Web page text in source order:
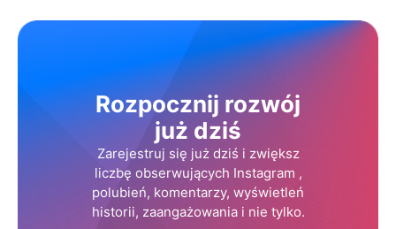
Rozpocznij rozwój
już dziś
Zarejestruj się już dziś i zwiększ
liczbę obserwujących Instagram ,
polubień, komentarzy, wyświetleń
historii, zaangażowania i nie tylko.